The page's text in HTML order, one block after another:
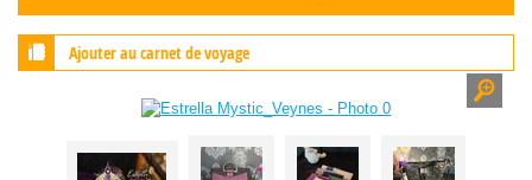
Ajouter au carnet de voyage